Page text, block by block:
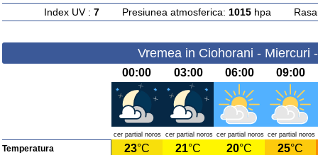
Index UV : 7Presiunea atmosferica: 1015hpa
Vremea in Ciohorani - Miercuri
00:00 03:00 06:00 09:00
cer partial noros cer partial noros cer partial noros cer partial noros
Temperatura 23°C 21°C 20°C 25°C